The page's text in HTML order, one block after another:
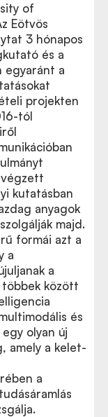
of
Eötvös
3 hónapos
és a
egyaránt a
projekten
tól
végzett
kutatásban
anyagok
majd.
formái azt a
a
a
között
és
olyan új
amely a kelet-
a